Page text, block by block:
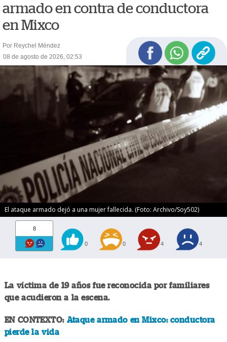
armado en contra de conductora
en Mixco
Por Reychel Méndez
08 de agosto de 2026, 02:53
El ataque armado dejó a una mujer fallecida. (Foto: Archivo/Soy502)
8
0 0 4 4
La víctima de 19 años fue reconocida por familiares
que acudieron a la escena.
EN CONTEXTO: Ataque armado en Mixco: conductora
pierde la vida